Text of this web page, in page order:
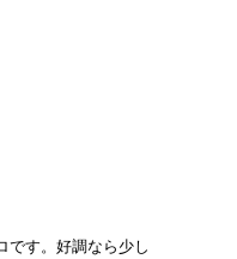
です。好調なら少し